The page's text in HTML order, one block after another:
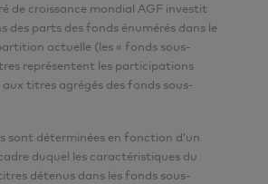
de croissance mondial AGF investit
des parts des fonds énumérés dans le
actuelle (les « fonds sous-
représentent les participations
titres agrégés des fonds sous-
sont déterminées en fonction d’un
duquel les caractéristiques du
détenus dans les fonds sous-